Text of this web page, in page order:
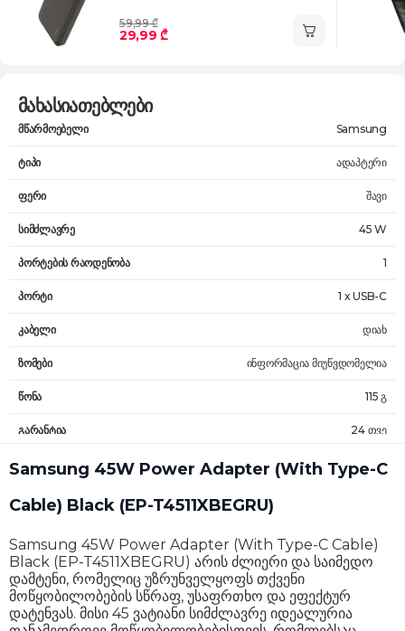
59,99 ₾
29,99 ₾
მახასიათებლები
მწარმოებელი Samsung
ტიპი ადაპტერი
ფერი შავი
სიმძლავრე 45 W
პორტების რაოდენობა 1
პორტი 1 x USB-C
კაბელი დიახ
ზომები ინფორმაცია მიუწვდომელია
წონა 115 გ
გარანტია 24 თვე
Samsung 45W Power Adapter (With Type-C
Cable) Black (EP-T4511XBEGRU)
Samsung 45W Power Adapter (With Type-C Cable)
Black (EP-T4511XBEGRU) არის ძლიერი და საიმედო
დამტენი, რომელიც უზრუნველყოფს თქვენი
მოწყობილობების სწრაფ, უსაფრთხო და ეფექტურ
დატენვას. მისი 45 ვატიანი სიმძლავრე იდეალურია